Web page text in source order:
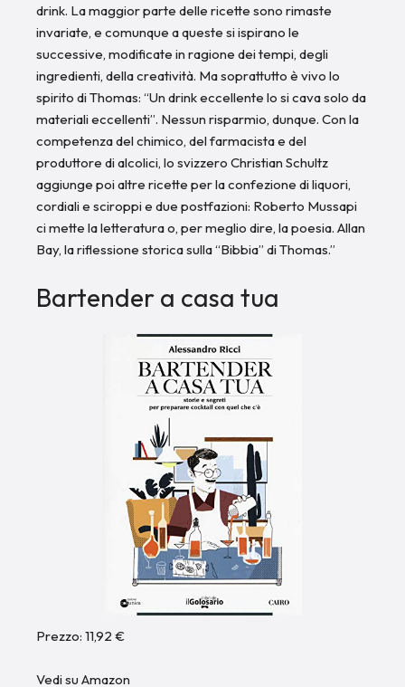
drink. La maggior parte delle ricette sono rimaste
invariate, e comunque a queste si ispirano le
successive, modificate in ragione dei tempi, degli
ingredienti, della creatività. Ma soprattutto è vivo lo
spirito di Thomas: “Un drink eccellente lo si cava solo da
materiali eccellenti”. Nessun risparmio, dunque. Con la
competenza del chimico, del farmacista e del
produttore di alcolici, lo svizzero Christian Schultz
aggiunge poi altre ricette per la confezione di liquori,
cordiali e sciroppi e due postfazioni: Roberto Mussapi
ci mette la letteratura o, per meglio dire, la poesia. Allan
Bay, la riflessione storica sulla “Bibbia” di Thomas.”
Bartender a casa tua
Prezzo: 11,92 €
Vedi su Amazon